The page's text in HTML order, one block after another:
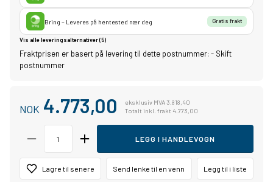
Bring – Leveres på hentested nær deg Gratis frakt
Vis alle leveringsalternativer (5)
Fraktprisen er basert på levering til dette postnummer: - Skift
postnummer
NOK 4.773,00
eksklusiv MVA 3.818,40
Totalt inkl. frakt 4.773,00
LEGG I HANDLEVOGN
Lagre til senere Send lenke til en venn Legg til i liste